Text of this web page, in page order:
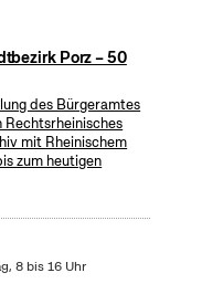
Porz – 50
des Bürgeramtes
Rechtsrheinisches
mit Rheinischem
zum heutigen
8 bis 16 Uhr